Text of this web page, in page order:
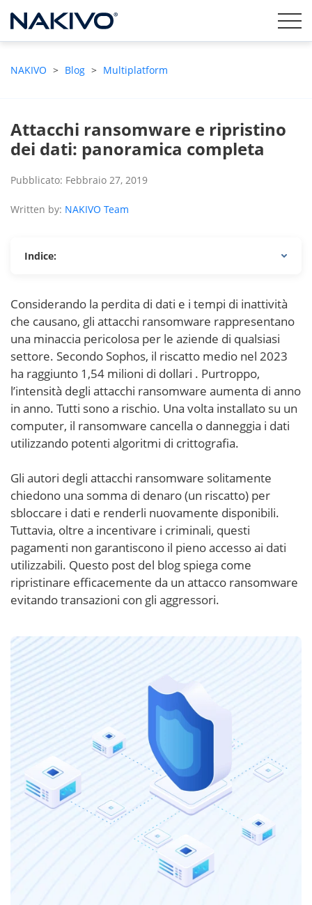
NAKIVO > Blog > Multiplatform
Attacchi ransomware e ripristino
dei dati: panoramica completa
Pubblicato: Febbraio 27, 2019
Written by: NAKIVO Team
Indice:
Considerando la perdita di dati e i tempi di inattività
che causano, gli attacchi ransomware rappresentano
una minaccia pericolosa per le aziende di qualsiasi
settore. Secondo Sophos, il riscatto medio nel 2023
ha raggiunto 1,54 milioni di dollari . Purtroppo,
l’intensità degli attacchi ransomware aumenta di anno
in anno. Tutti sono a rischio. Una volta installato su un
computer, il ransomware cancella o danneggia i dati
utilizzando potenti algoritmi di crittografia.
Gli autori degli attacchi ransomware solitamente
chiedono una somma di denaro (un riscatto) per
sbloccare i dati e renderli nuovamente disponibili.
Tuttavia, oltre a incentivare i criminali, questi
pagamenti non garantiscono il pieno accesso ai dati
utilizzabili. Questo post del blog spiega come
ripristinare efficacemente da un attacco ransomware
evitando transazioni con gli aggressori.